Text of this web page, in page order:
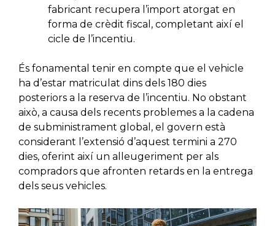
fabricant recupera l’import atorgat en
forma de crèdit fiscal, completant així el
cicle de l’incentiu.
És fonamental tenir en compte que el vehicle
ha d’estar matriculat dins dels 180 dies
posteriors a la reserva de l’incentiu. No obstant
això, a causa dels recents problemes a la cadena
de subministrament global, el govern està
considerant l’extensió d’aquest termini a 270
dies, oferint així un alleugeriment per als
compradors que afronten retards en la entrega
dels seus vehicles.